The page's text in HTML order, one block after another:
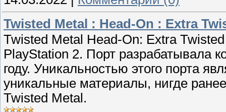
Twisted Metal : Head-On : Extra
Twisted Metal Head-On: Extra
PlayStation 2. Порт разрабатывала
году. Уникальностью этого порта
уникальные материалы, нигде
Twisted Metal.